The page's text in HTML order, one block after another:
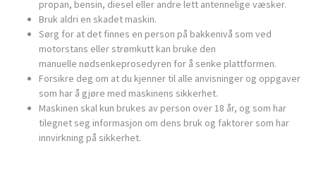
propan, bensin, diesel eller andre lett antennelige væsker.
Bruk aldri en skadet maskin.
Sørg for at det finnes en person på bakkenivå som ved
motorstans eller strømkutt kan bruke den
manuelle nødsenkeprosedyren for å senke plattformen.
Forsikre deg om at du kjenner til alle anvisninger og oppgaver
som har å gjøre med maskinens sikkerhet.
Maskinen skal kun brukes av person over 18 år, og som har
tilegnet seg informasjon om dens bruk og faktorer som har
innvirkning på sikkerhet.